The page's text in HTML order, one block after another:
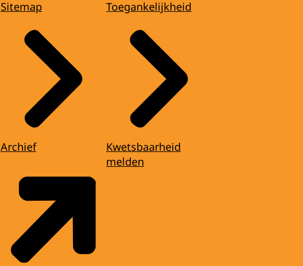
Sitemap
Archief
Toegankelijkheid
Kwetsbaarheid
melden